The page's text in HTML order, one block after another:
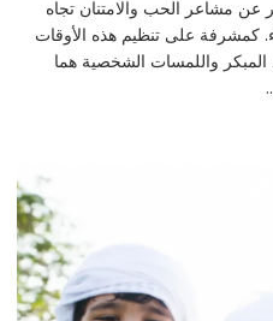
عن مشاعر الحب والامتنان تجاه
كمشرفة على تنظيم هذه الأوقات
واللمسات الشخصية هما